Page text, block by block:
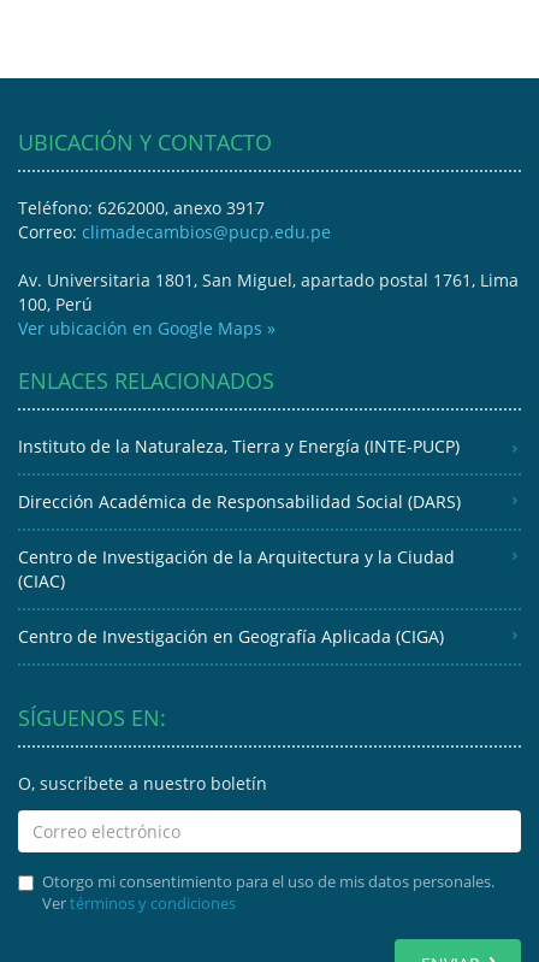
UBICACIÓN Y CONTACTO
Teléfono: 6262000, anexo 3917
Correo: climadecambios@pucp.edu.pe
Av. Universitaria 1801, San Miguel, apartado postal 1761, Lima
100, Perú
Ver ubicación en Google Maps »
ENLACES RELACIONADOS
Instituto de la Naturaleza, Tierra y Energía (INTE-PUCP)
Dirección Académica de Responsabilidad Social (DARS)
Centro de Investigación de la Arquitectura y la Ciudad
(CIAC)
Centro de Investigación en Geografía Aplicada (CIGA)
SÍGUENOS EN:
O, suscríbete a nuestro boletín
Otorgo mi consentimiento para el uso de mis datos personales.
Vertérminos y condiciones